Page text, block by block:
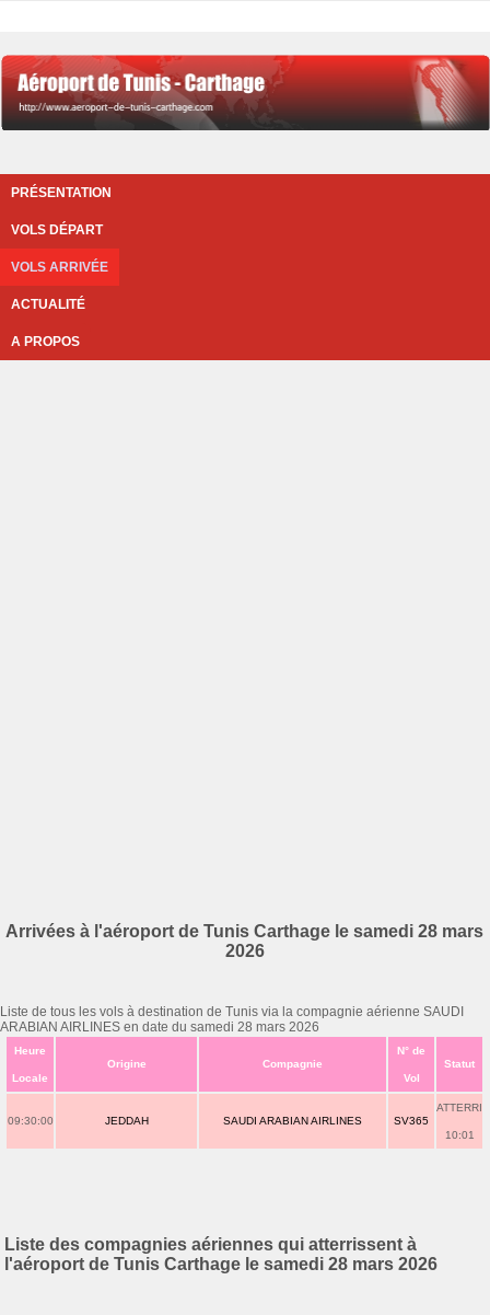
PRÉSENTATION
VOLS DÉPART
VOLS ARRIVÉE
ACTUALITÉ
A PROPOS
Arrivées à l'aéroport de Tunis Carthage le samedi 28 mars
2026
Liste de tous les vols à destination de Tunis via la compagnie aérienne SAUDI
ARABIAN AIRLINES en date du samedi 28 mars 2026
Heure
Locale
Origine Compagnie
N° de
Vol
Statut
09:30:00 JEDDAH SAUDI ARABIAN AIRLINES SV365
ATTERRI
10:01
Liste des compagnies aériennes qui atterrissent à
l'aéroport de Tunis Carthage le samedi 28 mars 2026